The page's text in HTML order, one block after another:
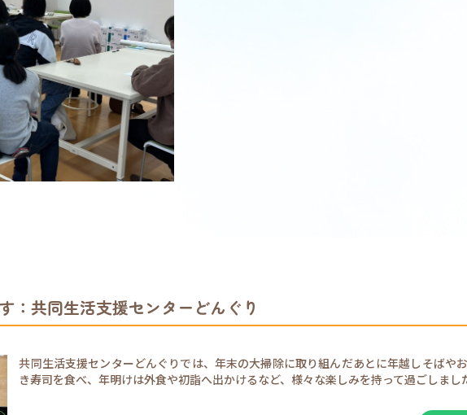
：共同生活支援センターどんぐり
共同生活支援センターどんぐりでは、年末の大掃除に取り組んだあとに年越しそばや
き寿司を食べ、年明けは外食や初詣へ出かけるなど、様々な楽しみを持って過ごしまし